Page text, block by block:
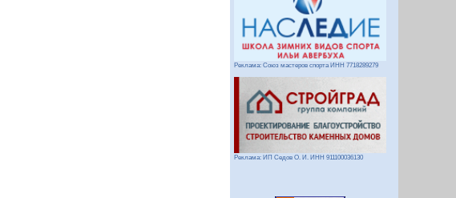
Реклама: Союз мастеров спорта ИНН 7718289279
Реклама: ИП Седов О. И. ИНН 911100036130